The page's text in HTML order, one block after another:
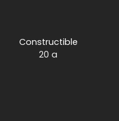
Constructible
20 a